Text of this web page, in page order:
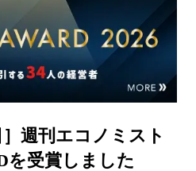
］週刊エコノミスト
を受賞しました